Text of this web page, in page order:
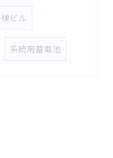
ビル
系統用蓄電池